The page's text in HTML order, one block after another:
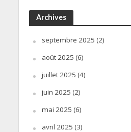
Archives
septembre 2025 (2)
août 2025 (6)
juillet 2025 (4)
juin 2025 (2)
mai 2025 (6)
avril 2025 (3)